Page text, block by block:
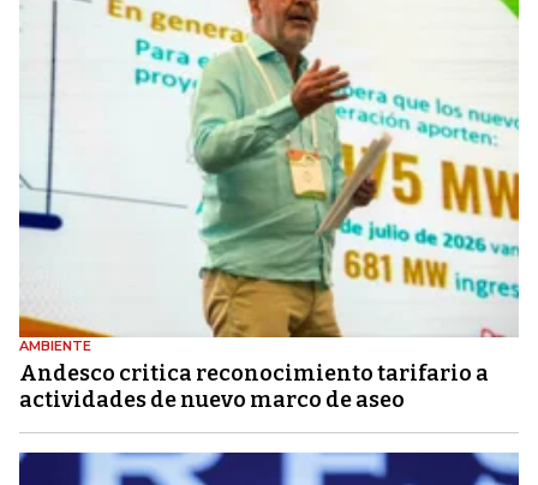
AMBIENTE
Andesco critica reconocimiento tarifario a
actividades de nuevo marco de aseo